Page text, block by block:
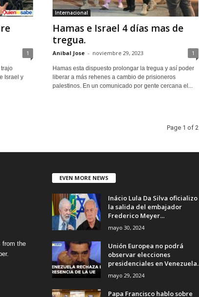
1
Israel y
Internacional
Hamas e Israel 4 días mas de
tregua.
Anibal Jose - noviembre 29, 2023 1
Hamas esta dispuesto prolongar la tregua y así poder
liberar a más rehenes a cambio de prisioneros
palestinos. En un comunicado por gente cercana el...
Page 1 of 2
from the
EVEN MORE NEWS
Inácio Lula Da Silva oficializo
la salida del embajador
Frederico Meyer...
mayo 30, 2024
Unión Europea no podrá
observar elecciones
presidenciales en Venezuela.
mayo 29, 2024
Papa Francisco hablo sobre